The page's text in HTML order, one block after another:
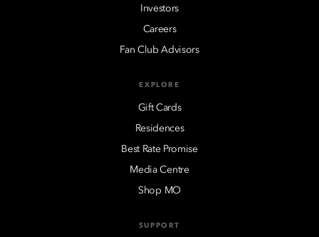
Investors
Careers
Fan Club Advisors
EXPLORE
Gift Cards
Residences
Best Rate Promise
Media Centre
Shop MO
SUPPORT